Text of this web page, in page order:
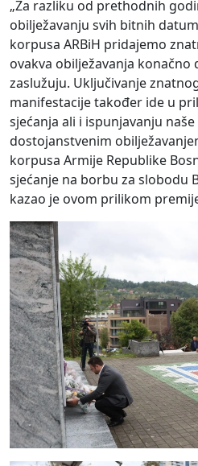
„Za razliku od prethodnih
obilježavanju svih bitnih
korpusa ARBiH pridajemo
ovakva obilježavanja konačno
zaslužuju. Uključivanje
manifestacije također ide u
sjećanja ali i ispunjavanju
dostojanstvenim
korpusa Armije Republike
sjećanje na borbu za slobodu
kazao je ovom prilikom